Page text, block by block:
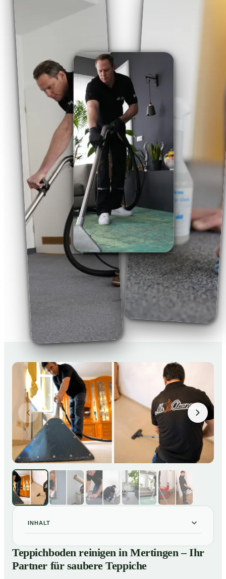
INHALT
01Teppichboden reinigen in Mertingen – Ihr Partner für
saubere Teppiche
Unsere Leistungen beim Teppichboden reinigen in
Teppichboden reinigen in Mertingen – Ihr
Partner für saubere Teppiche